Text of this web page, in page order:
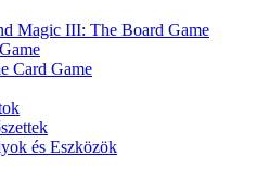
Magic III: The Board Game
Card Game
és Eszközök